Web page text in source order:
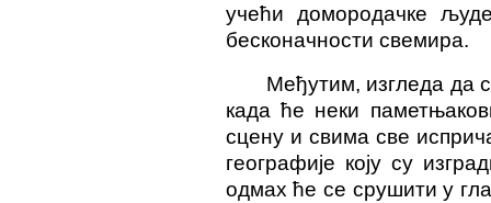
учећи домородачке
бесконачности свемира.
Међутим, изгледа да
када ће неки
сцену и свима све
географије коју су
одмах ће се срушити у